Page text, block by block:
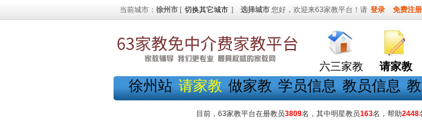
当前城市： 徐州市 [ 切换其它城市 ] 选择城市 您好，欢迎来63家教平台！请 登录 免费注册
六三家教 请家教
徐州站 请家教 做家教 学员信息 教员信息
目前，63家教平台在册教员3809名，其中明星教员163名，帮助2448